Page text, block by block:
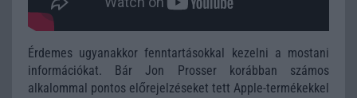
Érdemes ugyanakkor fenntartásokkal kezelni a mostani
információkat. Bár Jon Prosser korábban számos
alkalommal pontos előrejelzéseket tett Apple-termékekkel